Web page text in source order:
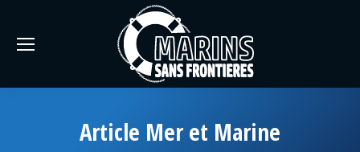
Article Mer et Marine